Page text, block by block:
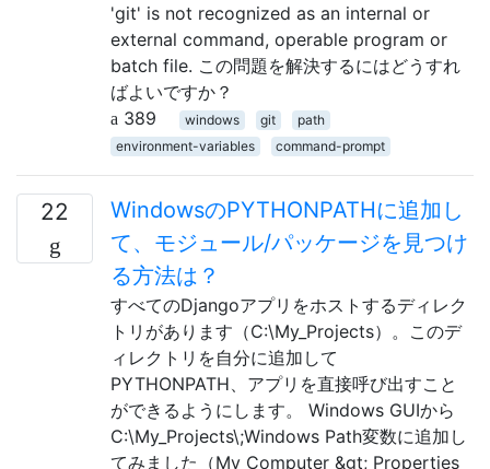
'git' is not recognized as an internal or
external command, operable program or
batch file. この問題を解決するにはどうすれ
ばよいですか？
389
windows git
path
environment-variables
command-prompt
22
WindowsのPYTHONPATHに追加し
て、モジュール/パッケージを見つけ
る方法は？
すべてのDjangoアプリをホストするディレク
トリがあります（C:\My_Projects）。このデ
ィレクトリを自分に追加して
PYTHONPATH、アプリを直接呼び出すこと
ができるようにします。 Windows GUIから
C:\My_Projects\;Windows Path変数に追加し
てみました（My Computer &gt; Properties